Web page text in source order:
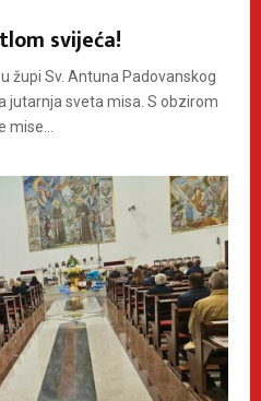
svijeća!
župi Sv. Antuna Padovanskog
jutarnja sveta misa. S obzirom